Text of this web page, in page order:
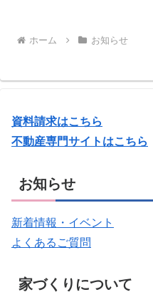
ホーム お知らせ
資料請求はこちら
不動産専門サイトはこちら
お知らせ
新着情報・イベント
よくあるご質問
家づくりについて